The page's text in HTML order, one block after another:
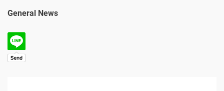
General News